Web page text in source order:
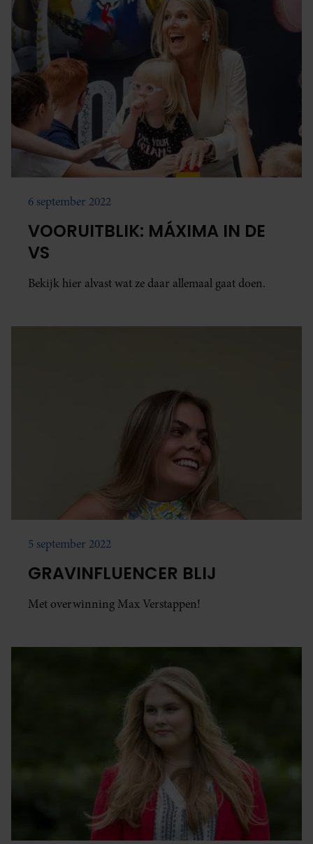
6 september 2022
VOORUITBLIK: MÁXIMA IN DE
VS
Bekijk hier alvast wat ze daar allemaal gaat doen.
5 september 2022
GRAVINFLUENCER BLIJ
Met overwinning Max Verstappen!